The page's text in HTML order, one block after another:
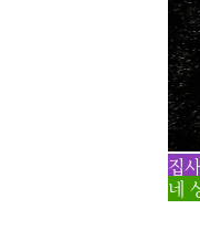
집
네